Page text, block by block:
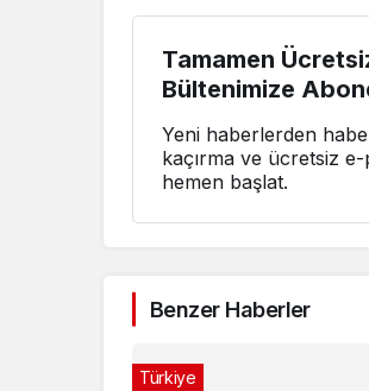
Tamamen
Bültenimize
Yeni haberlerden
kaçırma ve ücretsiz
hemen başlat.
Benzer Haberler
Türkiye